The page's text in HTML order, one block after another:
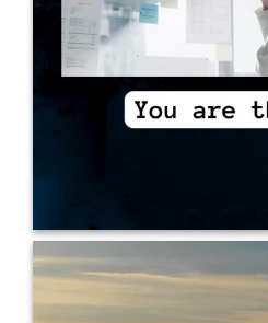
Gracias, queridos teachers, por
puntos y hacer que las cosas
@leandrasaillen
@lucian.ruiz #teachersday